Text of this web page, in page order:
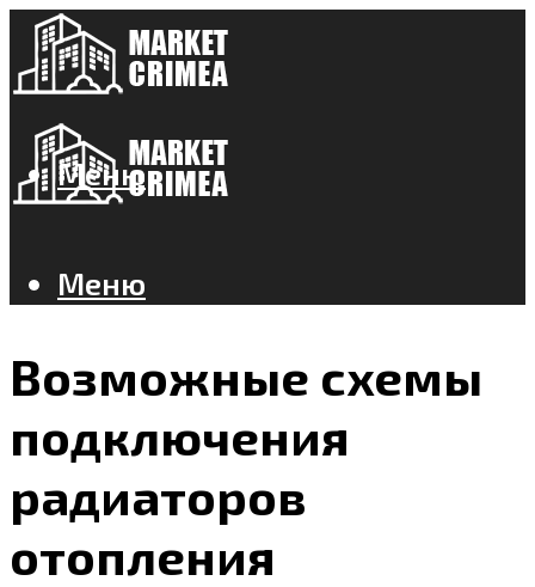
Меню
Меню
Возможные схемы
подключения
радиаторов
отопления